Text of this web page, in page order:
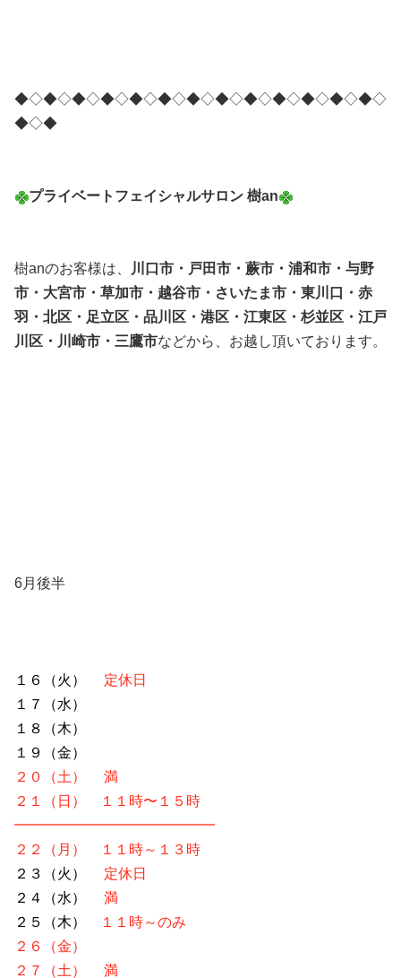
◆◇◆◇◆◇◆◇◆◇◆◇◆◇◆◇◆◇◆◇◆◇◆◇◆◇
◆◇◆
プライベートフェイシャルサロン 樹an
樹anのお客様は、
川口市・戸田市・蕨市・浦和市・与野
市・大宮市・草加市・越谷市・さいたま市・東川口・赤
羽・北区・足立区・品川区・港区・江東区・杉並区・江戸
川区・川崎市・三鷹市などから、お越し頂いております。
6月後半
１６（火）
定休日
１７（水）
１８（木）
１９（金）
２０（土）
満
２１（日）
１１時〜１５時
━━━━━━━━━━━━━━
２２（月） １１時～１３時
２３（火） 定休日
２４（水） 満
２５（木）
１１時～のみ
２６（金）
２７（土）
満